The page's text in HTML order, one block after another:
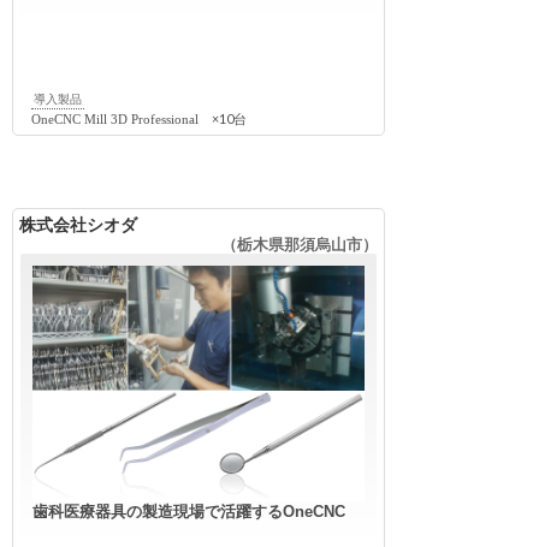
導入製品
OneCNC Mill 3D Professional ×10台
株式会社シオダ
（栃木県那須烏山市）
歯科医療器具の製造現場で活躍するOneCNC